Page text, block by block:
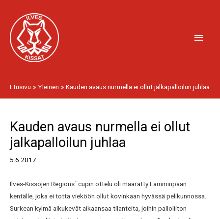
sisältöön
Etusivu Yleinen Kauden avaus nurmella ei ollut jalkapalloilun juhlaa
Kauden avaus nurmella ei ollut
jalkapalloilun juhlaa
5.6.2017
Ilves-Kissojen Regions´ cupin ottelu oli määrätty Lamminpään
kentälle, joka ei totta vieköön ollut kovinkaan hyvässä pelikunnossa.
Surkean kylmä alkukevät aikaansaa tilanteita, joihin palloliiton
selaus